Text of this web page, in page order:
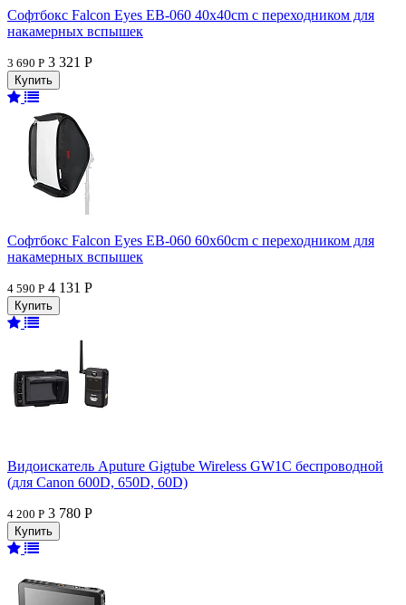
Софтбокс Falcon Eyes EB-060 40x40cm с переходником для
накамерных вспышек
3 690 Р 3 321 Р
Софтбокс Falcon Eyes EB-060 60x60cm с переходником для
накамерных вспышек
4 590 Р 4 131 Р
Видоискатель Aputure Gigtube Wireless GW1C беспроводной
(для Canon 600D, 650D, 60D)
4 200 Р 3 780 Р